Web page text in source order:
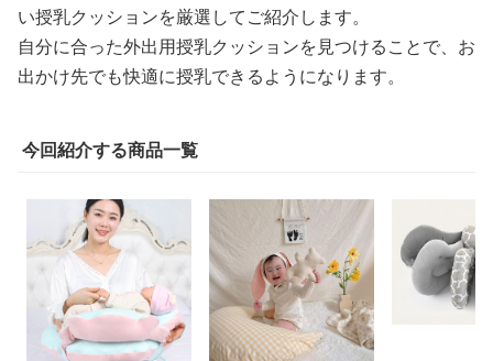
い授乳クッションを厳選してご紹介します。
自分に合った外出用授乳クッションを見つけることで、お
出かけ先でも快適に授乳できるようになります。
今回紹介する商品一覧